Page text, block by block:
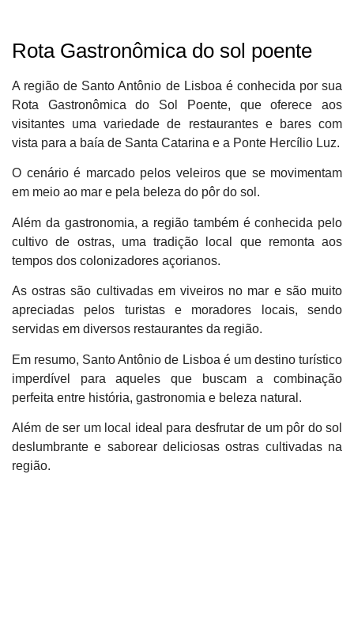
Rota Gastronômica do sol poente
A região de Santo Antônio de Lisboa é conhecida por sua
Rota Gastronômica do Sol Poente, que oferece aos
visitantes uma variedade de restaurantes e bares com
vista para a baía de Santa Catarina e a Ponte Hercílio Luz.
O cenário é marcado pelos veleiros que se movimentam
em meio ao mar e pela beleza do pôr do sol.
Além da gastronomia, a região também é conhecida pelo
cultivo de ostras, uma tradição local que remonta aos
tempos dos colonizadores açorianos.
As ostras são cultivadas em viveiros no mar e são muito
apreciadas pelos turistas e moradores locais, sendo
servidas em diversos restaurantes da região.
Em resumo, Santo Antônio de Lisboa é um destino turístico
imperdível para aqueles que buscam a combinação
perfeita entre história, gastronomia e beleza natural.
Além de ser um local ideal para desfrutar de um pôr do sol
deslumbrante e saborear deliciosas ostras cultivadas na
região.